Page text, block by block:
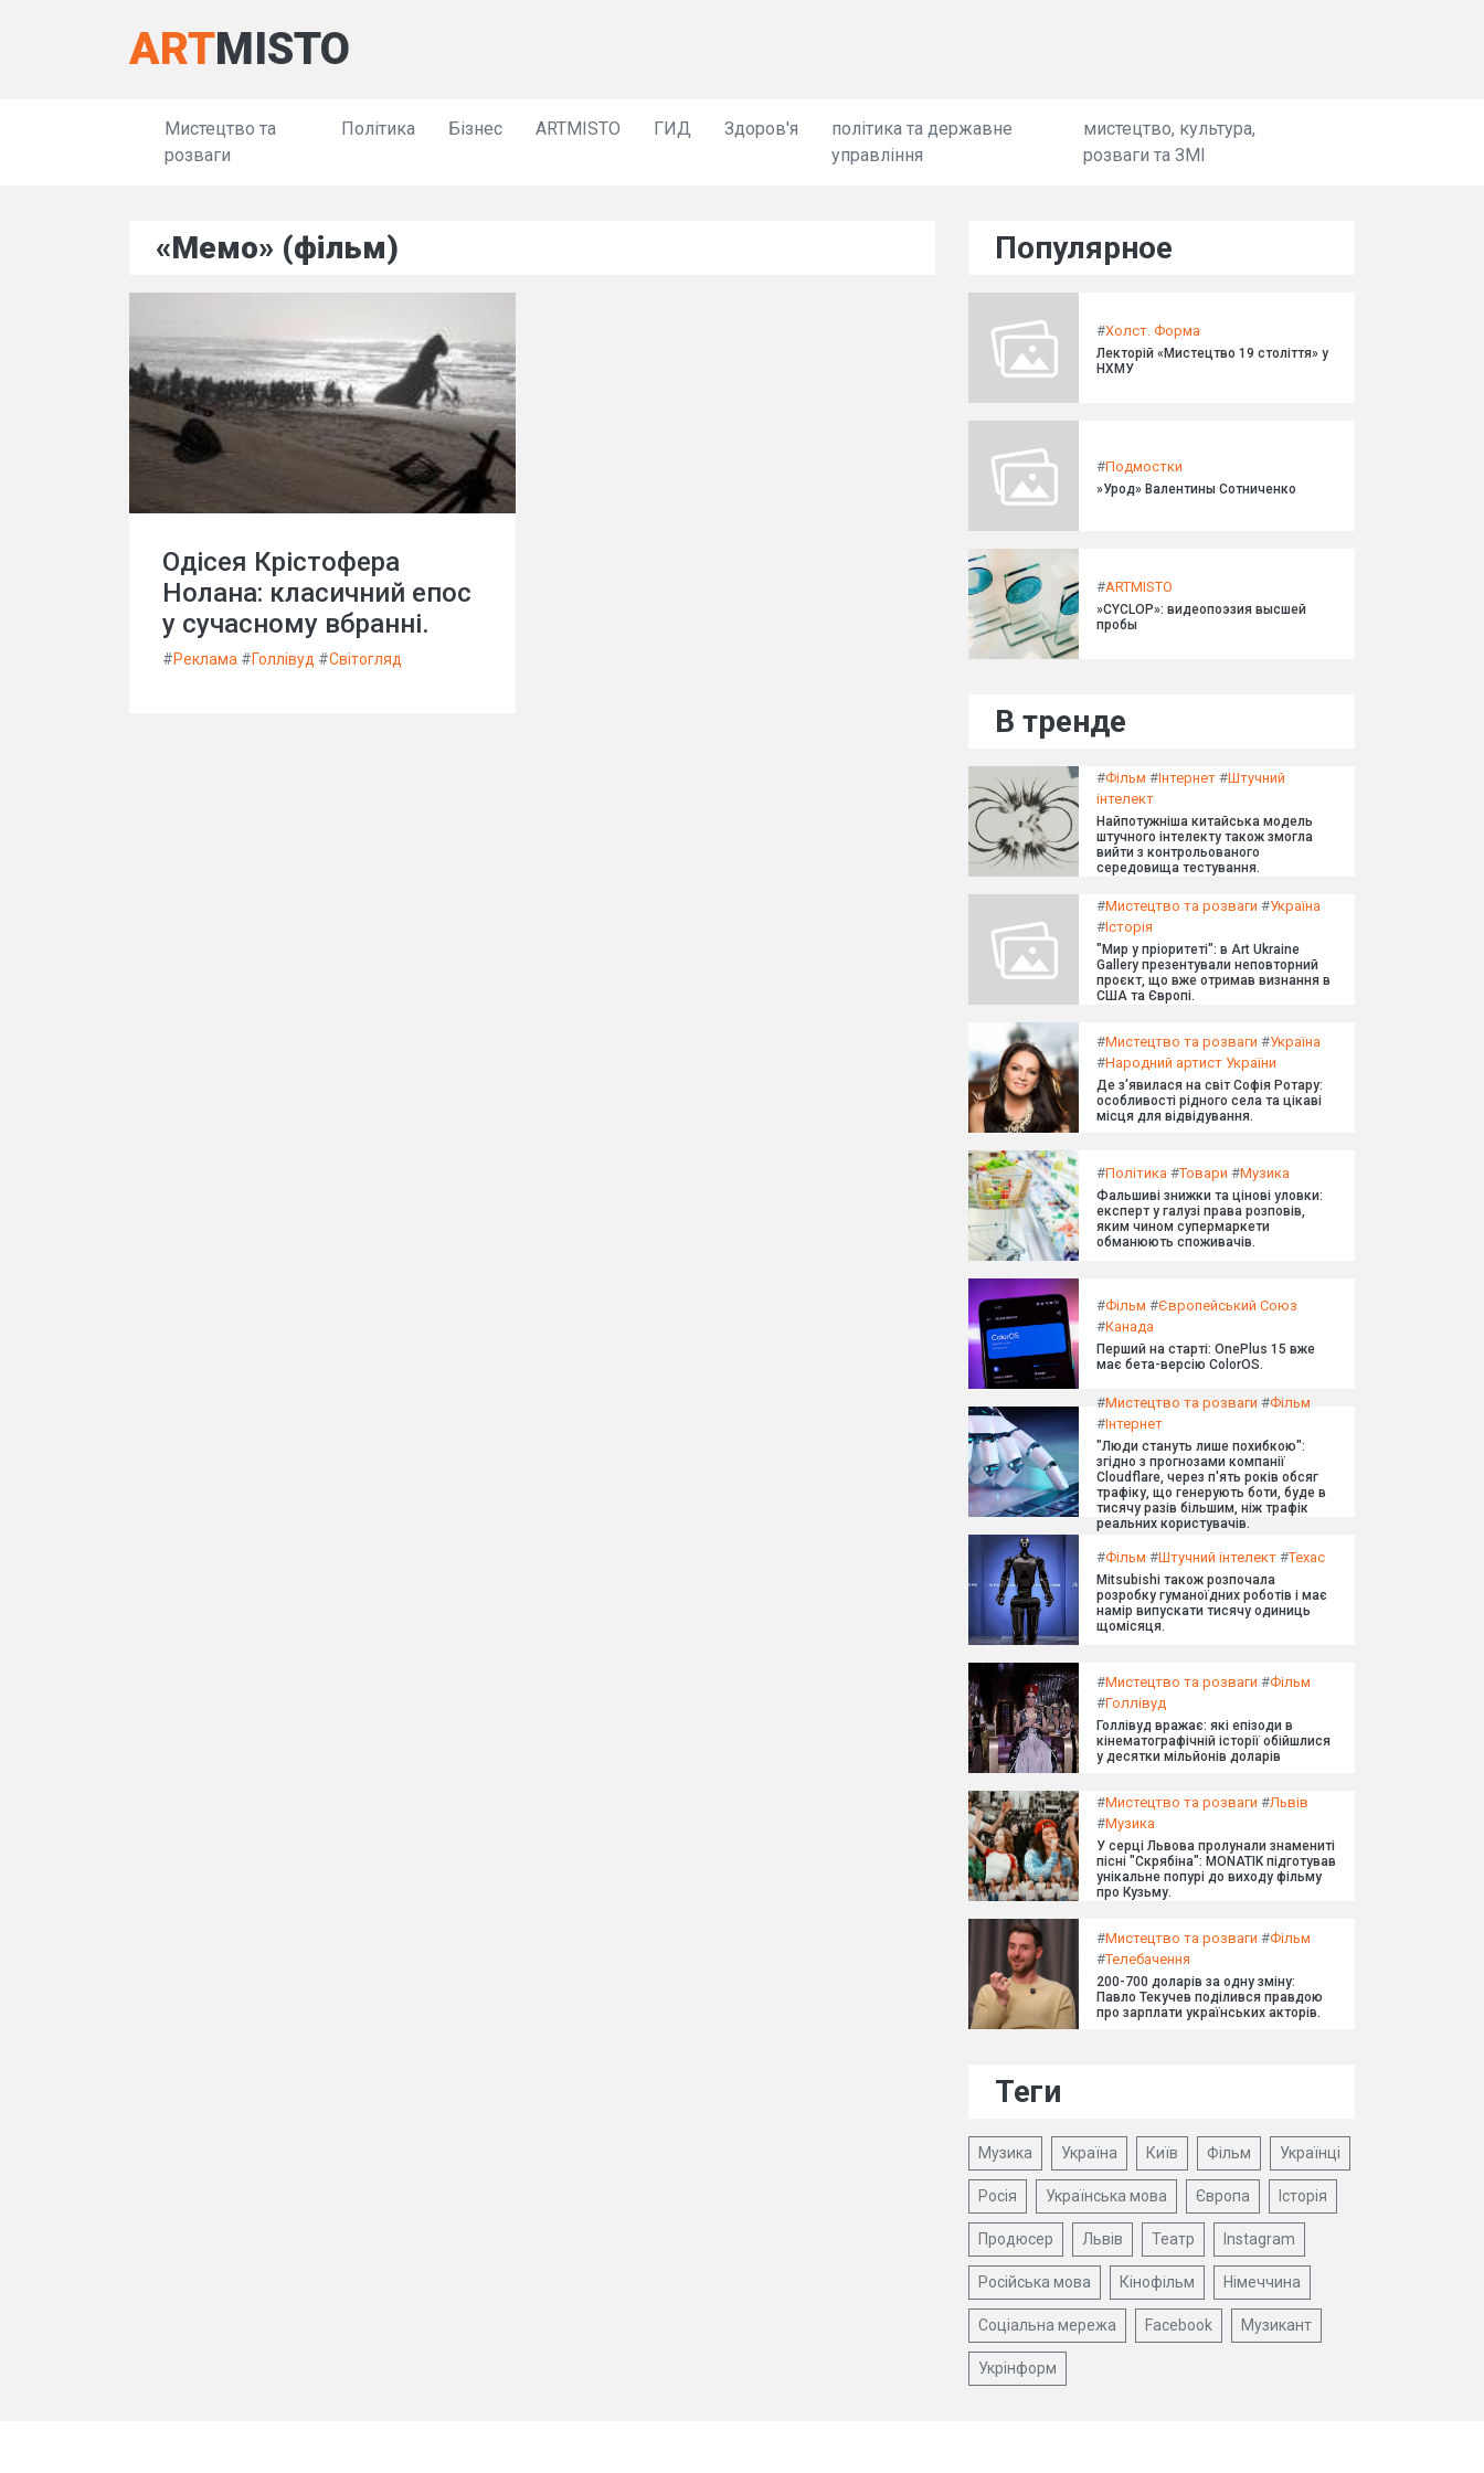
ARTMISTO
Мистецтво та
розваги
Політика Бізнес ARTMISTO ГИД Здоров'я
політика та державне
управління
мистецтво, культура,
розваги та ЗМІ
«Мемо» (фільм)
Одісея Крістофера
Нолана: класичний епос
у сучасному вбранні.
#Реклама #Голлівуд #Світогляд
Популярное
#Холст. Форма
Лекторій «Мистецтво 19 століття» у
НХМУ
#Подмостки
»Урод» Валентины Сотниченко
#ARTMISTO
»CYCLOP»: видеопоэзия высшей
пробы
В тренде
#Фільм #Інтернет #Штучний
інтелект
Найпотужніша китайська модель
штучного інтелекту також змогла
вийти з контрольованого
середовища тестування.
#Мистецтво та розваги #Україна
#Історія
"Мир у пріоритеті": в Art Ukraine
Gallery презентували неповторний
проєкт, що вже отримав визнання в
США та Європі.
#Мистецтво та розваги #Україна
#Народний артист України
Де з'явилася на світ Софія Ротару:
особливості рідного села та цікаві
місця для відвідування.
#Політика #Товари #Музика
Фальшиві знижки та цінові уловки:
експерт у галузі права розповів,
яким чином супермаркети
обманюють споживачів.
#Фільм #Європейський Союз
#Канада
Перший на старті: OnePlus 15 вже
має бета-версію ColorOS.
#Мистецтво та розваги #Фільм
#Інтернет
"Люди стануть лише похибкою":
згідно з прогнозами компанії
Cloudflare, через п'ять років обсяг
трафіку, що генерують боти, буде в
тисячу разів більшим, ніж трафік
реальних користувачів.
#Фільм #Штучний інтелект #Техас
Mitsubishi також розпочала
розробку гуманоїдних роботів і має
намір випускати тисячу одиниць
щомісяця.
#Мистецтво та розваги #Фільм
#Голлівуд
Голлівуд вражає: які епізоди в
кінематографічній історії обійшлися
у десятки мільйонів доларів
#Мистецтво та розваги #Львів
#Музика
У серці Львова пролунали знамениті
пісні "Скрябіна": MONATIK підготував
унікальне попурі до виходу фільму
про Кузьму.
#Мистецтво та розваги #Фільм
#Телебачення
200-700 доларів за одну зміну:
Павло Текучев поділився правдою
про зарплати українських акторів.
Теги
Музика Україна Київ Фільм Українці
Росія Українська мова Європа Історія
Продюсер Львів Театр Instagram
Російська мова Кінофільм Німеччина
Соціальна мережа Facebook Музикант
Укрінформ